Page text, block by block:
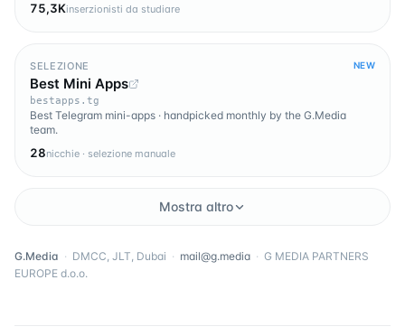
75,3Kinserzionisti da studiare
SELEZIONE NEW
Best Mini Apps
bestapps.tg
Best Telegram mini-apps · handpicked monthly by the G.Media
team.
28nicchie · selezione manuale
Mostra altro
G.Media · DMCC, JLT, Dubai · mail@g.media · G MEDIA PARTNERS
EUROPE d.o.o.